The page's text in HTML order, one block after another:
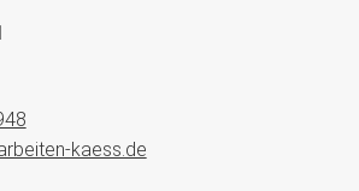
kaess.de